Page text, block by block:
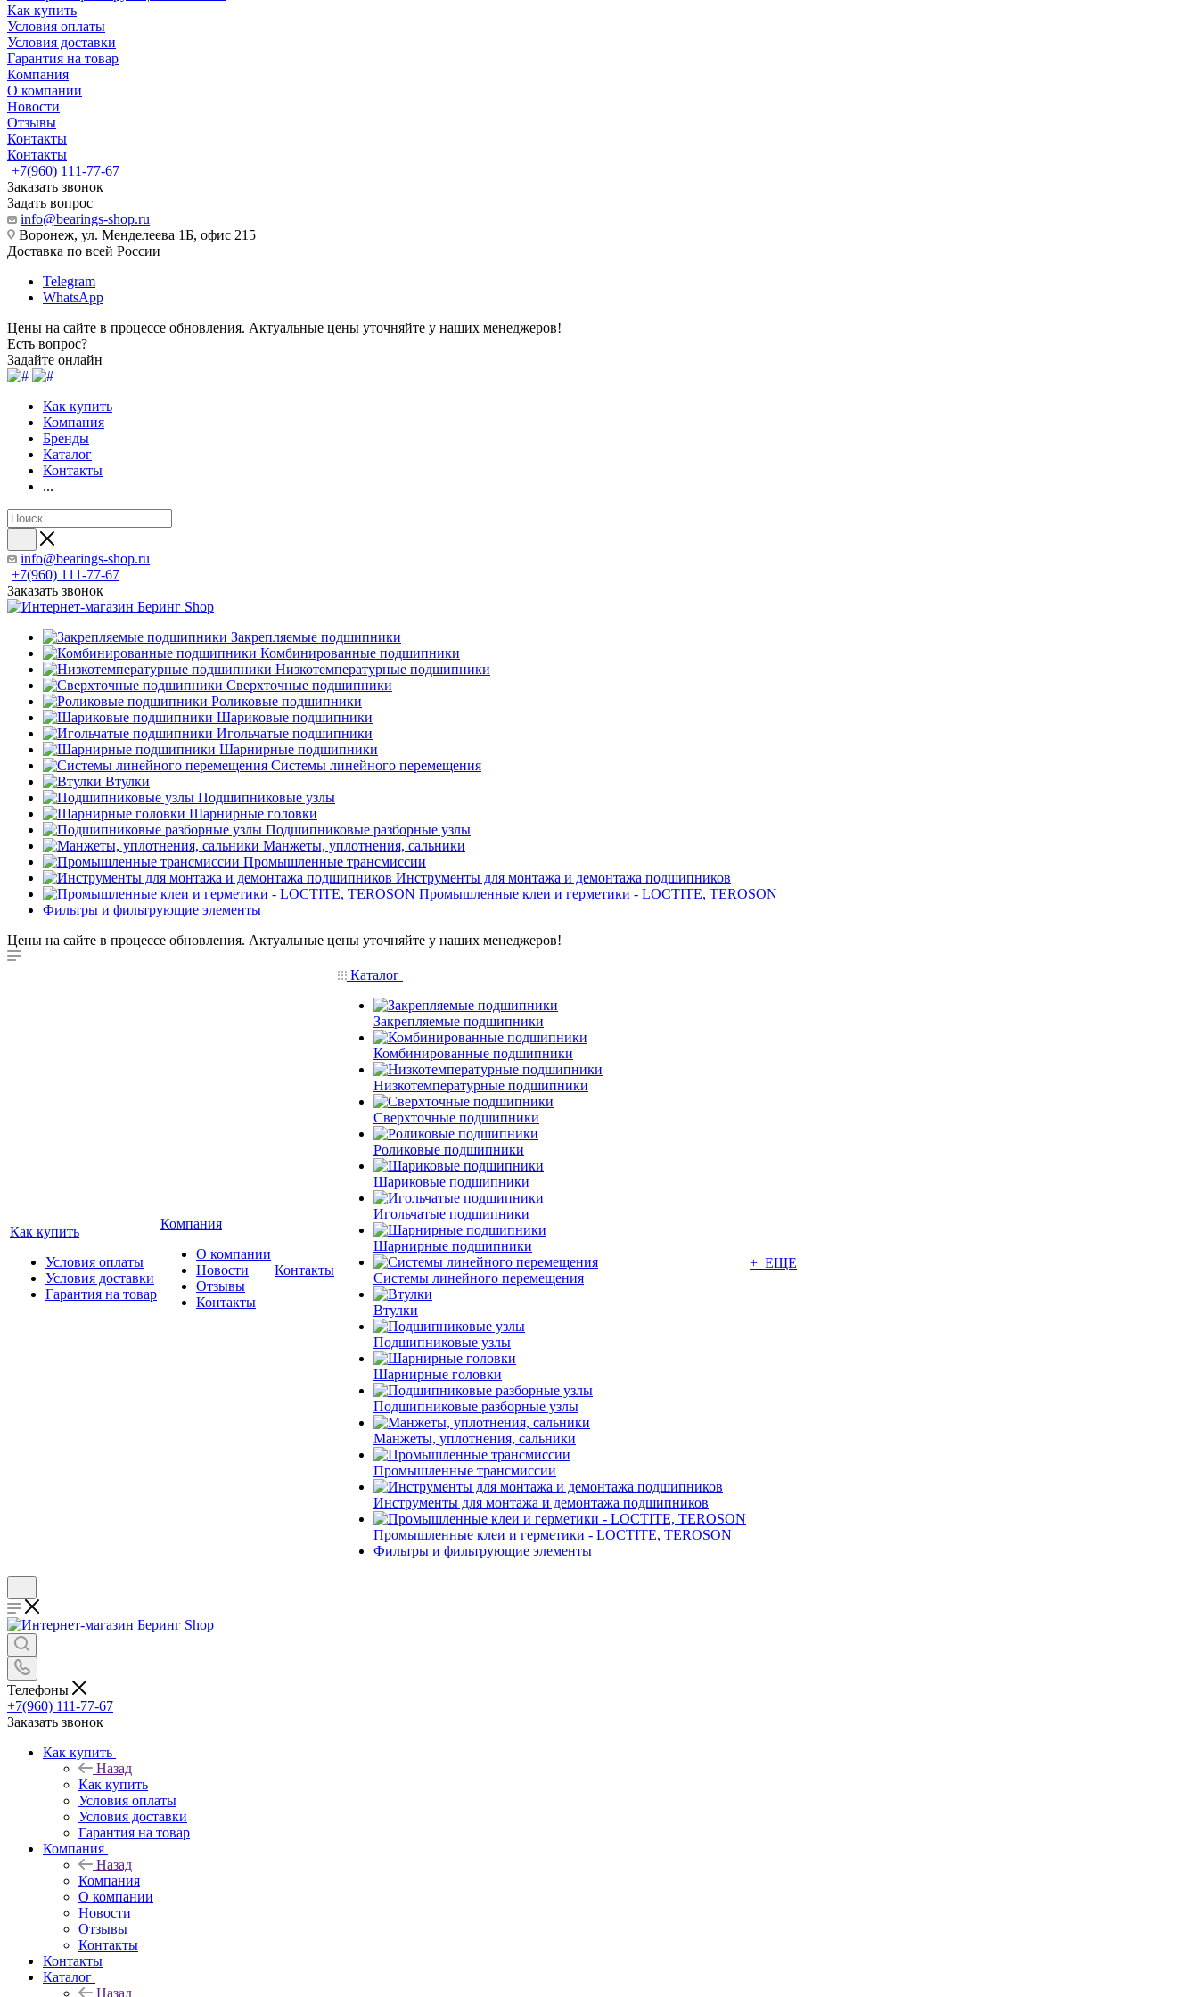
Как купить
Условия оплаты
Условия доставки
Гарантия на товар
Компания
О компании
Новости
Отзывы
Контакты
Контакты
+7(960) 111-77-67
Заказать звонок
Задать вопрос
info@bearings-shop.ru
Воронеж, ул. Менделеева 1Б, офис 215
Доставка по всей России
Telegram
WhatsApp
Цены на сайте в процессе обновления. Актуальные цены уточняйте у наших менеджеров!
Есть вопрос?
Задайте онлайн
Как купить
Компания
Бренды
Каталог
Контакты
...
info@bearings-shop.ru
+7(960) 111-77-67
Заказать звонок
Закрепляемые подшипники
Комбинированные подшипники
Низкотемпературные подшипники
Сверхточные подшипники
Роликовые подшипники
Шариковые подшипники
Игольчатые подшипники
Шарнирные подшипники
Системы линейного перемещения
Втулки
Подшипниковые узлы
Шарнирные головки
Подшипниковые разборные узлы
Манжеты, уплотнения, сальники
Промышленные трансмиссии
Инструменты для монтажа и демонтажа подшипников
Промышленные клеи и герметики - LOCTITE, TEROSON
Фильтры и фильтрующие элементы
Цены на сайте в процессе обновления. Актуальные цены уточняйте у наших менеджеров!
Как купить
Условия оплаты
Условия доставки
Гарантия на товар
Компания
О компании
Новости
Отзывы
Контакты
Контакты
Каталог
Закрепляемые подшипники
Комбинированные подшипники
Низкотемпературные подшипники
Сверхточные подшипники
Роликовые подшипники
Шариковые подшипники
Игольчатые подшипники
Шарнирные подшипники
Системы линейного перемещения
Втулки
Подшипниковые узлы
Шарнирные головки
Подшипниковые разборные узлы
Манжеты, уплотнения, сальники
Промышленные трансмиссии
Инструменты для монтажа и демонтажа подшипников
Промышленные клеи и герметики - LOCTITE, TEROSON
Фильтры и фильтрующие элементы
+ ЕЩЕ
Телефоны
+7(960) 111-77-67
Заказать звонок
Как купить
Назад
Как купить
Условия оплаты
Условия доставки
Гарантия на товар
Компания
Назад
Компания
О компании
Новости
Отзывы
Контакты
Контакты
Каталог
Назад